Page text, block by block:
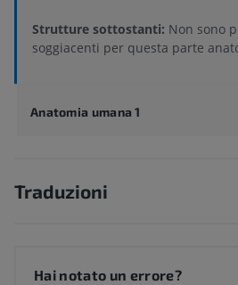
Strutture sottostanti: Non sono
soggiacenti per questa parte
Anatomia umana 1
Traduzioni
Hai notato un errore?